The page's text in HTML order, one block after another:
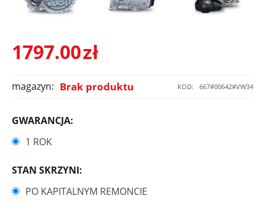
1797.00zł
KOD: 667#00642#VW34
magazyn: Brak produktu
GWARANCJA:
1 ROK
STAN SKRZYNI:
PO KAPITALNYM REMONCIE